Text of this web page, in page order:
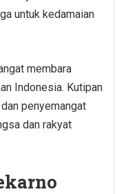
untuk kedamaian
membara
Indonesia. Kutipan
penyemangat
dan rakyat